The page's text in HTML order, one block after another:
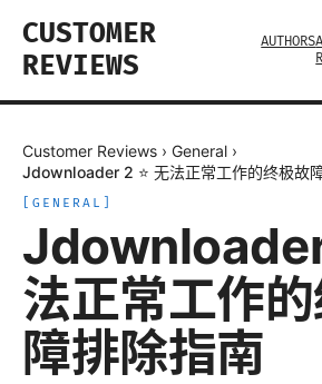
CUSTOMER
REVIEWS
AUTHORS
Customer Reviews › General ›
Jdownloader 2 ⭐ 无法正常工作的终极故
GENERAL
Jdownloader
法正常工作
障排除指南